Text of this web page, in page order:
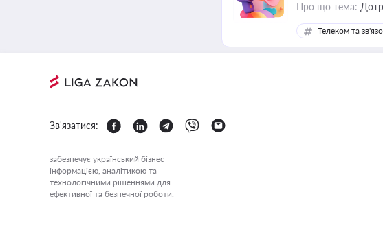
Про що тема:
Телеком та
Зв'язатися:
забезпечує український бізнес
інформацією, аналітикою та
технологічними рішеннями для
ефективної та безпечної роботи.